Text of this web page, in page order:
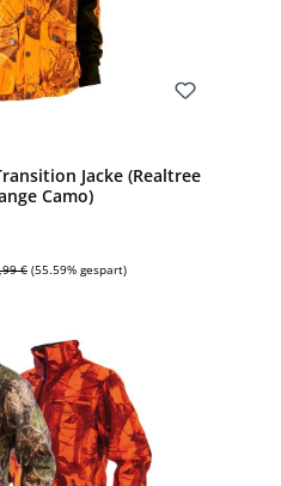
Jacke (Realtree
Camo)
Preis:
€ (55.59% gespart)